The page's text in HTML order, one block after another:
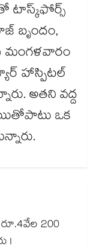
టాస్క్​ఫోర్స్
బృందం,
మంగళవారం
హాస్పిటల్
అతని వద్ద
ఒక
200
!